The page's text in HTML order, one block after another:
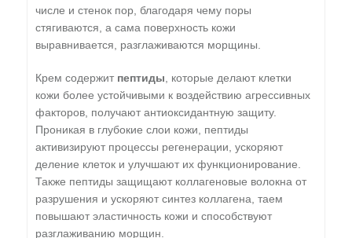
числе и стенок пор, благодаря чему поры
стягиваются, а сама поверхность кожи
выравнивается, разглаживаются морщины.
Крем содержит пептиды , которые делают клетки
кожи более устойчивыми к воздействию агрессивных
факторов, получают антиоксидантную защиту.
Проникая в глубокие слои кожи, пептиды
активизируют процессы регенерации, ускоряют
деление клеток и улучшают их функционирование.
Также пептиды защищают коллагеновые волокна от
разрушения и ускоряют синтез коллагена, таем
повышают эластичность кожи и способствуют
разглаживанию морщин.